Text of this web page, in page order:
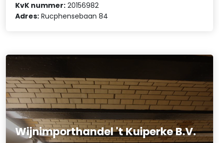
KvK nummer: 20156982
Adres: Rucphensebaan 84
Wijnimporthandel 't Kuiperke B.V.